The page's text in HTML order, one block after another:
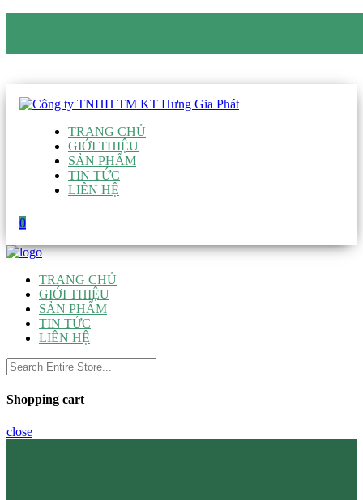
TRANG CHỦ
GIỚI THIỆU
SẢN PHẨM
TIN TỨC
LIÊN HỆ
0
TRANG CHỦ
GIỚI THIỆU
SẢN PHẨM
TIN TỨC
LIÊN HỆ
Shopping cart
close